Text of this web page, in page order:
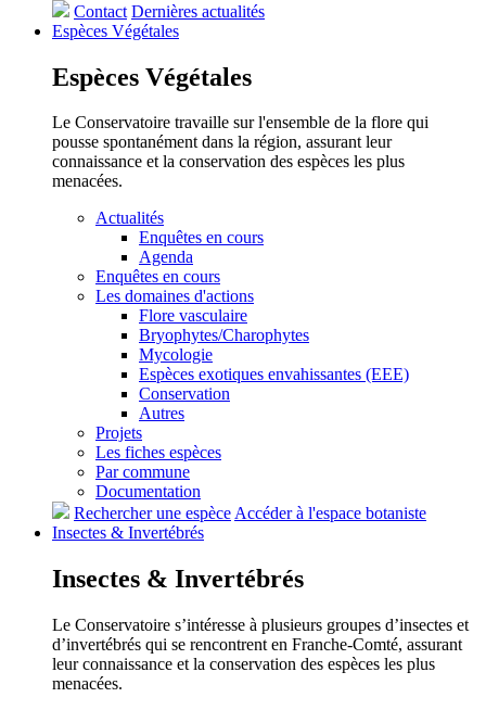
Contact Dernières actualités
Espèces Végétales
Espèces Végétales
Le Conservatoire travaille sur l'ensemble de la flore qui
pousse spontanément dans la région, assurant leur
connaissance et la conservation des espèces les plus
menacées.
Actualités
Enquêtes en cours
Agenda
Enquêtes en cours
Les domaines d'actions
Flore vasculaire
Bryophytes/Charophytes
Mycologie
Espèces exotiques envahissantes (EEE)
Conservation
Autres
Projets
Les fiches espèces
Par commune
Documentation
Rechercher une espèceAccéder à l'espace botaniste
Insectes & Invertébrés
Insectes & Invertébrés
Le Conservatoire s’intéresse à plusieurs groupes d’insectes et
d’invertébrés qui se rencontrent en Franche-Comté, assurant
leur connaissance et la conservation des espèces les plus
menacées.